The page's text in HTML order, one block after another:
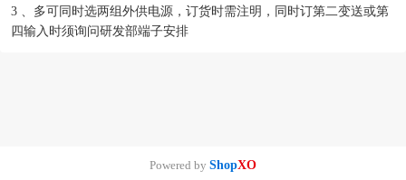
3 、多可同时选两组外供电源，订货时需注明，同时订第二变送或第
四输入时须询问研发部端子安排
Powered by ShopXO